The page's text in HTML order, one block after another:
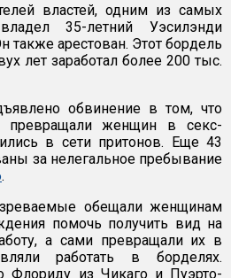
властей, одним из самых
35-летний Уэсилэнди
также арестован. Этот бордель
лет заработал более 200 тыс.
обвинение в том, что
женщин в секс-
в сети притонов. Еще 43
за нелегальное пребывание
.
обещали женщинам
помочь получить вид на
а сами превращали их в
работать в борделях.
из Чикаго и Пуэрто-